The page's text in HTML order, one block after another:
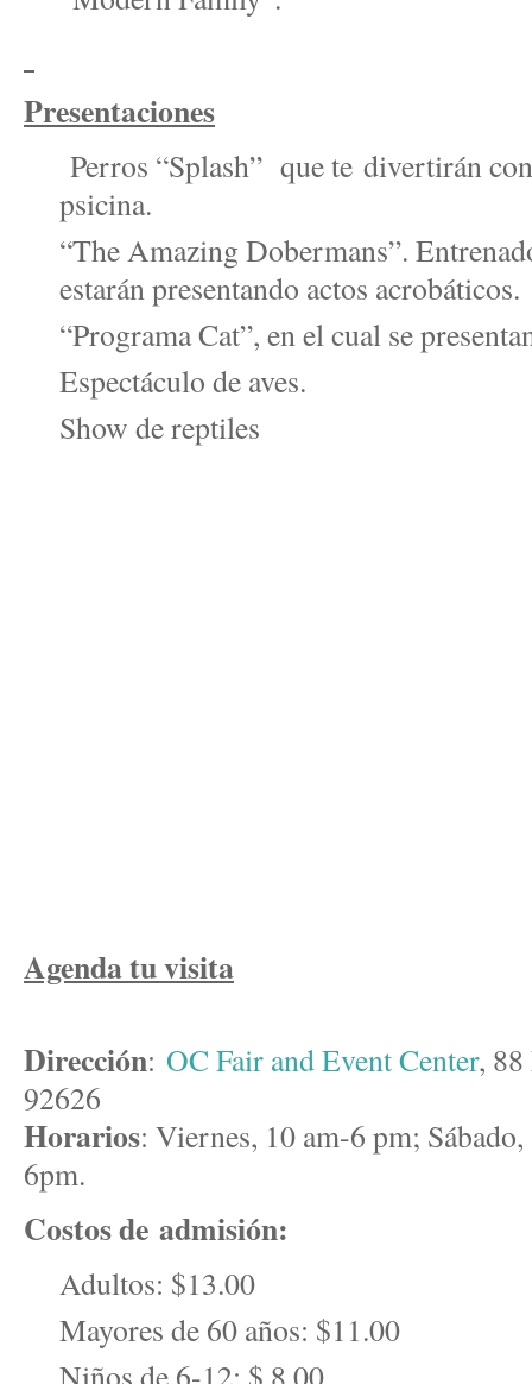
Presentaciones
Perros “Splash” que te divertirán
psicina.
“The Amazing Dobermans”.
estarán presentando actos acrobáticos.
“Programa Cat”, en el cual se
Espectáculo de aves.
Show de reptiles
Agenda tu visita
Dirección: OC Fair and Event Center,
92626
Horarios: Viernes, 10 am-6 pm;
6pm.
Costos de admisión:
Adultos: $13.00
Mayores de 60 años: $11.00
Niños de 6-12: $ 8.00